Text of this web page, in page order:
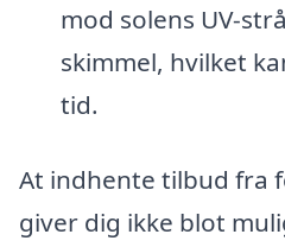
mod solens UV-
skimmel, hvilket
tid.
At indhente tilbud fra
giver dig ikke blot